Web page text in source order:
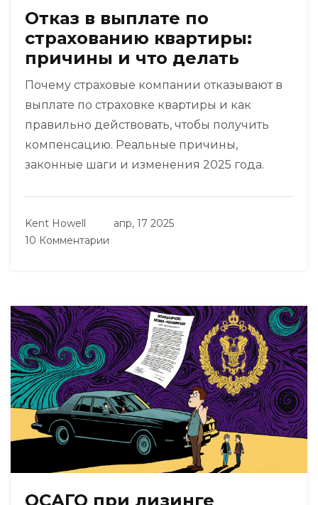
Отказ в выплате по
страхованию квартиры:
причины и что делать
Почему страховые компании отказывают в
выплате по страховке квартиры и как
правильно действовать, чтобы получить
компенсацию. Реальные причины,
законные шаги и изменения 2025 года.
Kent Howell
апр, 17 2025
10 Комментарии
ОСАГО при лизинге